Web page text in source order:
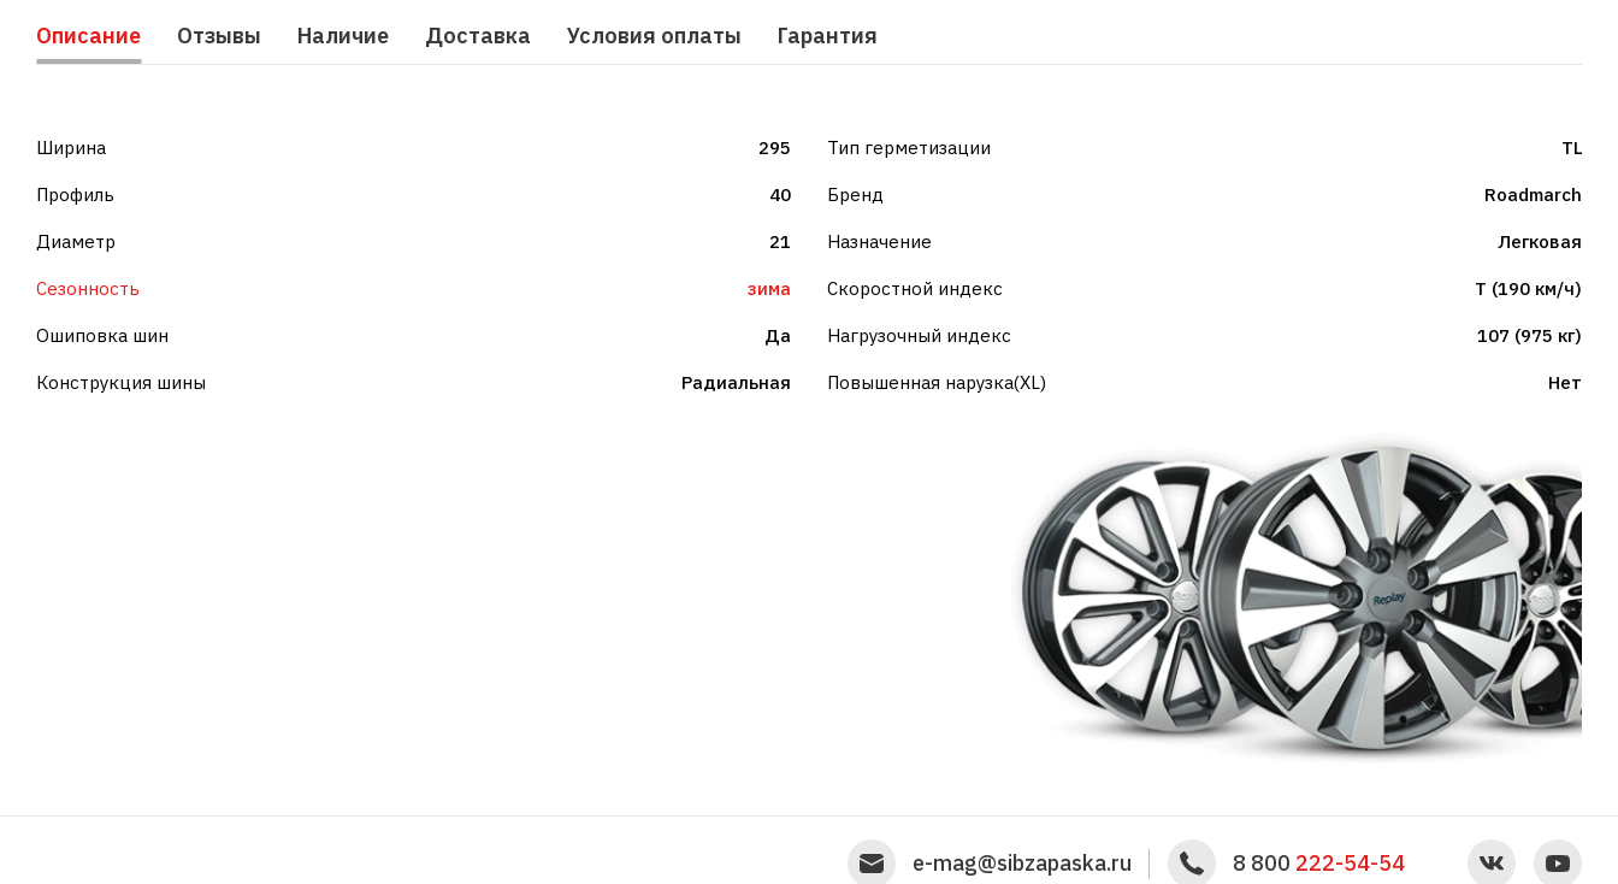
Описание Отзывы Наличие Доставка Условия оплаты Гарантия
Ширина 295
Профиль 40
Диаметр 21
Сезонность зима
Ошиповка шин Да
Конструкция шины Радиальная
Тип герметизации TL
Бренд Roadmarch
Назначение Легковая
Скоростной индекс T (190 км/ч)
Нагрузочный индекс 107 (975 кг)
Повышенная нарузка(XL) Нет
e-mag@sibzapaska.ru 8 800 222-54-54